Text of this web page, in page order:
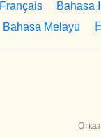
Français Bahasa
Bahasa Melayu